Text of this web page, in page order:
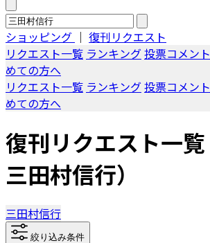
ショッピング ｜ 復刊リクエスト
リクエスト一覧 ランキング投票コメント
めての方へ
リクエスト一覧 ランキング投票コメント
めての方へ
復刊リクエスト一覧
三田村信行）
三田村信行
絞り込み条件